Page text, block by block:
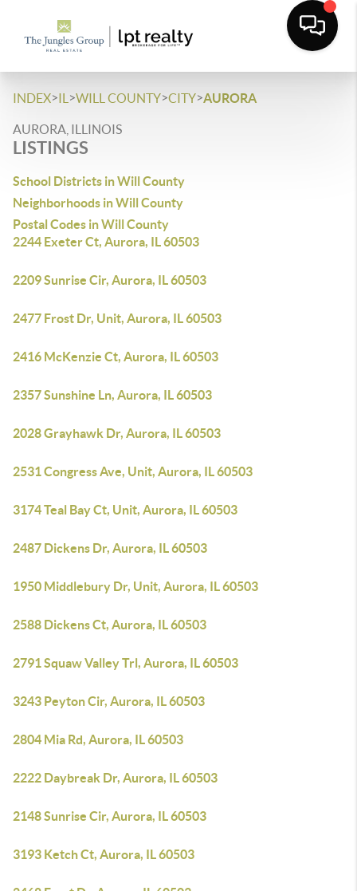
INDEX>IL >WILL COUNTY>CITY>AURORA
AURORA, ILLINOIS
LISTINGS
School Districts in Will County
Neighborhoods in Will County
Postal Codes in Will County
2244 Exeter Ct, Aurora, IL 60503
2209 Sunrise Cir, Aurora, IL 60503
2477 Frost Dr, Unit, Aurora, IL 60503
2416 McKenzie Ct, Aurora, IL 60503
2357 Sunshine Ln, Aurora, IL 60503
2028 Grayhawk Dr, Aurora, IL 60503
2531 Congress Ave, Unit, Aurora, IL 60503
3174 Teal Bay Ct, Unit, Aurora, IL 60503
2487 Dickens Dr, Aurora, IL 60503
1950 Middlebury Dr, Unit, Aurora, IL 60503
2588 Dickens Ct, Aurora, IL 60503
2791 Squaw Valley Trl, Aurora, IL 60503
3243 Peyton Cir, Aurora, IL 60503
2804 Mia Rd, Aurora, IL 60503
2222 Daybreak Dr, Aurora, IL 60503
2148 Sunrise Cir, Aurora, IL 60503
3193 Ketch Ct, Aurora, IL 60503